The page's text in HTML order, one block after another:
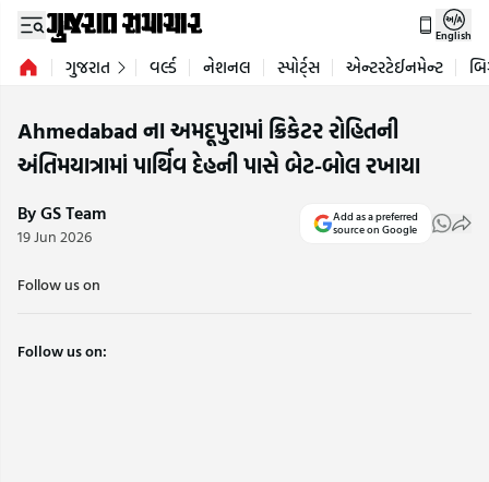
English
ગુજરાત વર્લ્ડ નેશનલ સ્પોર્ટ્સ એન્ટરટેઈનમેન્ટ
Ahmedabad ના અમદૂપુરામાં ક્રિકેટર રોહિતની
અંતિમયાત્રામાં પાર્થિવ દેહની પાસે બેટ-બોલ રખાયા
By GS Team
19 Jun 2026
Add as a preferred
source on Google
Follow us on
Follow us on: